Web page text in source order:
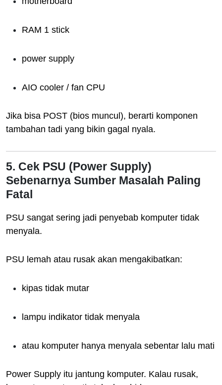
RAM 1 stick
power supply
AIO cooler / fan CPU
Jika bisa POST (bios muncul), berarti komponen
tambahan tadi yang bikin gagal nyala.
5. Cek PSU (Power Supply)
Sebenarnya Sumber Masalah Paling
Fatal
PSU sangat sering jadi penyebab komputer tidak
menyala.
PSU lemah atau rusak akan mengakibatkan:
kipas tidak mutar
lampu indikator tidak menyala
atau komputer hanya menyala sebentar lalu mati
Power Supply itu jantung komputer. Kalau rusak,